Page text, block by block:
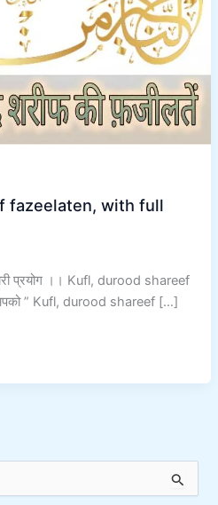
fazeelaten, with full
प्रयोग ।। Kufl, durood shareef
” Kufl, durood shareef […]